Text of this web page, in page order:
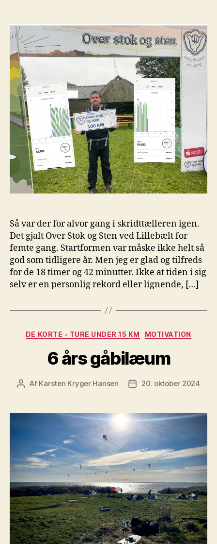
Så var der for alvor gang i skridttælleren igen.
Det gjalt Over Stok og Sten ved Lillebælt for
femte gang. Startformen var måske ikke helt så
god som tidligere år. Men jeg er glad og tilfreds
for de 18 timer og 42 minutter. Ikke at tiden i sig
selv er en personlig rekord eller lignende, […]
Kategorier
DE KORTE - TURE UNDER 15 KM MOTIVATION
6 års gåbilæum
Indlægsforfatter
Af Karsten Kryger Hansen Indlægsdato
20. oktober 2024